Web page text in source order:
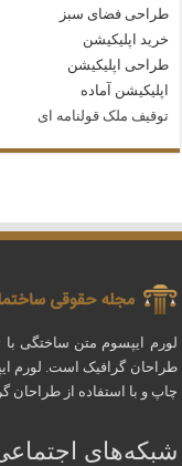
طراحی فضای سبز
خرید اپلیکیشن
طراحی اپلیکیشن
اپلیکیشن آماده
توقیف ملک قولنامه‌ ای
لورم ایپسوم متن ساختگی با
طراحان گرافیک است. لورم
چاپ و با استفاده از طراحان
شبکه‌های